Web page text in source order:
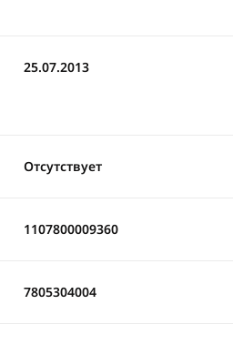
25.07.2013
Отсутствует
1107800009360
7805304004